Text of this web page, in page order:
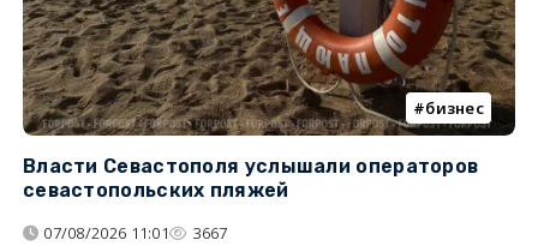
бизнес
Власти Севастополя услышали операторов
севастопольских пляжей
07/08/2026 11:01 3667